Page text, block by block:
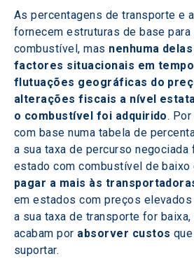
As percentagens de transporte e
fornecem estruturas de base
combustível, mas nenhuma
factores situacionais em
flutuações geográficas do
alterações fiscais a nível
o combustível foi adquirido.
com base numa tabela de
a sua taxa de percurso negociada
estado com combustível de baixo
pagar a mais às
em estados com preços
a sua taxa de transporte for
acabam por absorver custos
suportar.